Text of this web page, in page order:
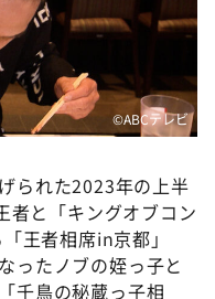
©️ABCテレビ
られた2023年の上半
者と「キングオブコン
王者相席in京都」
ったノブの姪っ子と
千鳥の秘蔵っ子相